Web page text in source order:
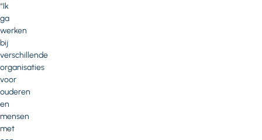
“Ik
ga
werken
bij
verschillende
organisaties
voor
ouderen
en
mensen
met